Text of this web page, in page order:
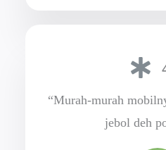
“Murah-murah
jebol deh